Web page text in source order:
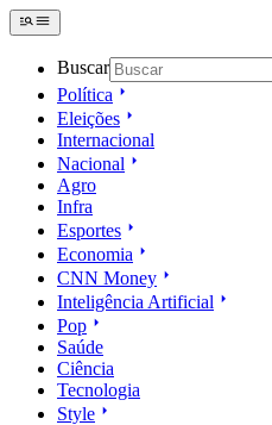
Buscar
Política
Eleições
Internacional
Nacional
Agro
Infra
Esportes
Economia
CNN Money
Inteligência Artificial
Pop
Saúde
Ciência
Tecnologia
Style